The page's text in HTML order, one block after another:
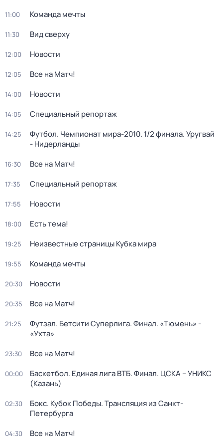
11:00 Команда мечты
11:30 Вид сверху
12:00 Новости
12:05 Все на Матч!
14:00 Новости
14:05 Специальный репортаж
14:25
Футбол. Чемпионат мира-2010. 1/2 финала. Уругвай
- Нидерланды
16:30 Все на Матч!
17:35 Специальный репортаж
17:55 Новости
18:00 Есть тема!
19:25 Неизвестные страницы Кубка мира
19:55 Команда мечты
20:30 Новости
20:35 Все на Матч!
21:25
Футзал. Бетсити Суперлига. Финал. «Тюмень» -
«Ухта»
23:30 Все на Матч!
00:00
Баскетбол. Единая лига ВТБ. Финал. ЦСКА – УНИКС
(Казань)
02:30
Бокс. Кубок Победы. Трансляция из Санкт-
Петербурга
04:30 Все на Матч!